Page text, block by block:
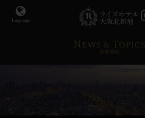
Language
News & Topics